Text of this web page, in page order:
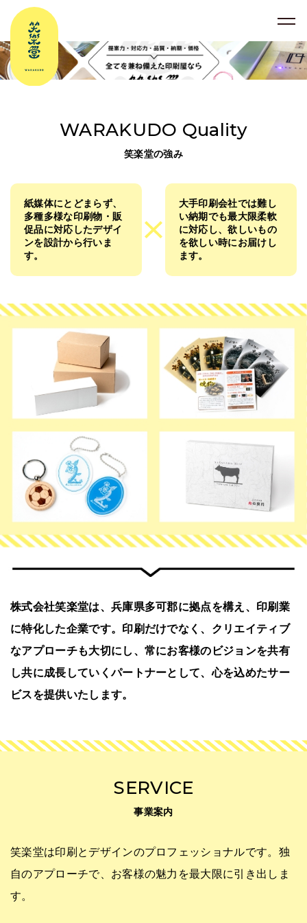
WARAKUDO Quality
笑楽堂の強み
紙媒体にとどまらず、
多種多様な印刷物・販
促品に対応した​​​​​​​​​​​​​​デザイ
ンを設計から行いま
す。
大手印刷会社では難し
い納期でも最大限柔軟
に対応し、欲しいもの
を欲しい時にお届けし
ます。
株式会社笑楽堂は、兵庫県多可郡に拠点を構え、 印刷業
に特化した企業です。 印刷だけでなく、クリエイティブ
なアプローチも大切にし、 常にお客様のビジョンを共有
し共に成長していくパートナーとして、心を込めたサー
ビスを提供いたします。
SERVICE
事業案内
笑楽堂は印刷とデザインのプロフェッショナルです。 独
自のアプローチで、お客様の魅力を最大限に引き出しま
す。